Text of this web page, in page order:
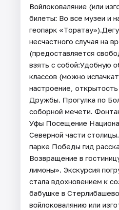
Войлоковаляние (или
билеты: Во все музеи и
геопарк
несчастного случая на
(предоставляется
взять с собой:Удобную
классов (можно
настроение,
Дружбы. Прогулка по
соборной мечети.
Уфы Посещение
Северной части
парке Победы гид
Возвращение в
лимоны». Экскурсия
стала вдохновением к
бабушке в
войлоковалянию или